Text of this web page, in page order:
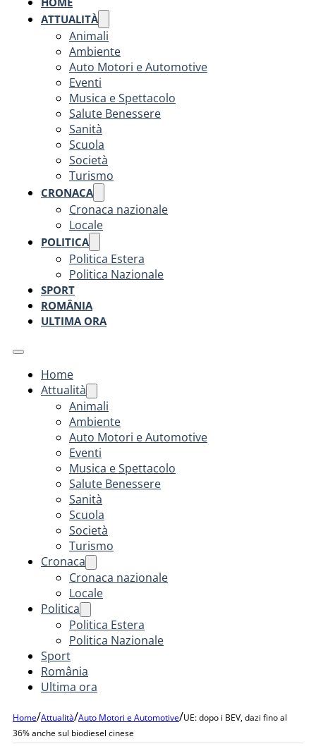
ATTUALITÀ
Animali
Ambiente
Auto Motori e Automotive
Eventi
Musica e Spettacolo
Salute Benessere
Sanità
Scuola
Società
Turismo
CRONACA
Cronaca nazionale
Locale
POLITICA
Politica Estera
Politica Nazionale
SPORT
ROMÂNIA
ULTIMA ORA
Home
Attualità
Animali
Ambiente
Auto Motori e Automotive
Eventi
Musica e Spettacolo
Salute Benessere
Sanità
Scuola
Società
Turismo
Cronaca
Cronaca nazionale
Locale
Politica
Politica Estera
Politica Nazionale
Sport
România
Ultima ora
Home/Attualità/Auto Motori e Automotive/UE: dopo i BEV, dazi fino al
36% anche sul biodiesel cinese